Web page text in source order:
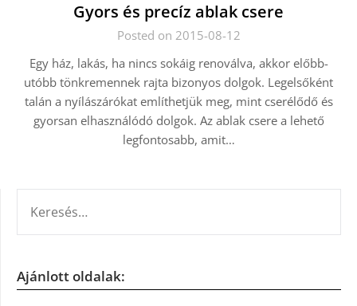
Gyors és precíz ablak csere
Posted on 2015-08-12
Egy ház, lakás, ha nincs sokáig renoválva, akkor előbb-
utóbb tönkremennek rajta bizonyos dolgok. Legelsőként
talán a nyílászárókat említhetjük meg, mint cserélődő és
gyorsan elhasználódó dolgok. Az ablak csere a lehető
legfontosabb, amit…
Ajánlott oldalak: